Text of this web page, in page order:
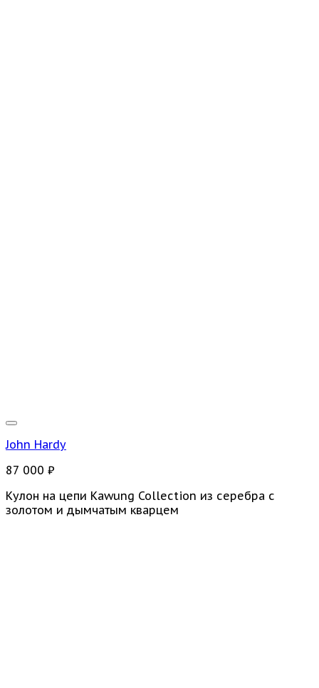
John Hardy
87 000 ₽
Кулон на цепи Kawung Collection из серебра с
золотом и дымчатым кварцем